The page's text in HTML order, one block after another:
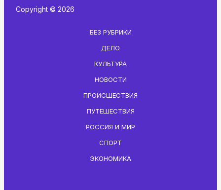
Copyright © 2026
БЕЗ РУБРИКИ
ДЕЛО
КУЛЬТУРА
НОВОСТИ
ПРОИСШЕСТВИЯ
ПУТЕШЕСТВИЯ
РОССИЯ И МИР
СПОРТ
ЭКОНОМИКА